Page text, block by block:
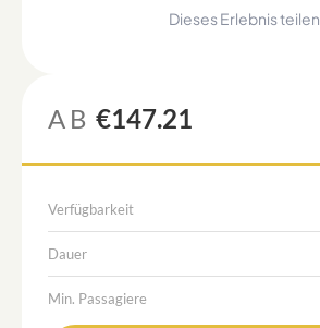
Dieses Erlebnis teilen
AB €147.21
Verfügbarkeit
Dauer
Min. Passagiere